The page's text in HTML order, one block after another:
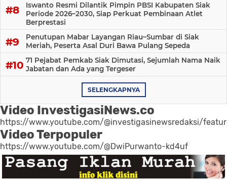
Iswanto Resmi Dilantik Pimpin PBSI Kabupaten Siak
Periode 2026–2030, Siap Perkuat Pembinaan Atlet
Berprestasi
Penutupan Mabar Layangan Riau–Sumbar di Siak
Meriah, Peserta Asal Duri Bawa Pulang Sepeda
71 Pejabat Pemkab Siak Dimutasi, Sejumlah Nama Naik
Jabatan dan Ada yang Tergeser
SELENGKAPNYA
Video InvestigasiNews.co
https://www.youtube.com/@investigasinewsredaksi/
Video Terpopuler
https://www.youtube.com/@DwiPurwanto-kd4uf